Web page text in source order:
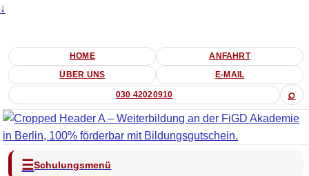
↓
HOME ANFAHRT
ÜBER UNS E-MAIL
030 42020910 ⌕
☰Schulungsmenü